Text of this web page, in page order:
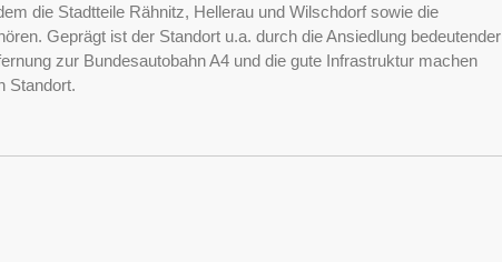
die Stadtteile Rähnitz, Hellerau und Wilschdorf sowie die
Geprägt ist der Standort u.a. durch die Ansiedlung bedeutender
zur Bundesautobahn A4 und die gute Infrastruktur machen
Standort.